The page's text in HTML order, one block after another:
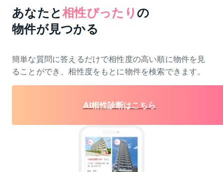
あなたと相性ぴったり の
物件が見つかる
簡単な質問に答えるだけで相性度の高い順に物件を 見
ることができ、相性度をもとに物件を検索できます。
AI相性診断はこちら